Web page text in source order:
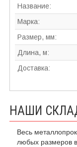
Название:
Марка:
Размер, мм:
Длина, м:
Доставка:
НАШИ
Весь
любых размеров